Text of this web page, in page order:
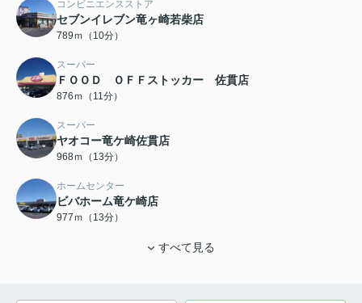
コンビニエンスストア
セブンイレブン竜ヶ崎若柴店
789ｍ（10分）
スーパー
ＦＯＯＤ ＯＦＦストッカー 佐貫店
876ｍ（11分）
スーパー
ヤオコー竜ケ崎佐貫店
968ｍ（13分）
ホームセンター
ビバホーム竜ケ崎店
977ｍ（13分）
すべて見る